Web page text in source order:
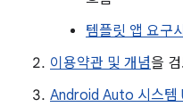
템플릿 앱 요구
이용약관 및 개념을
Android Auto 시스템